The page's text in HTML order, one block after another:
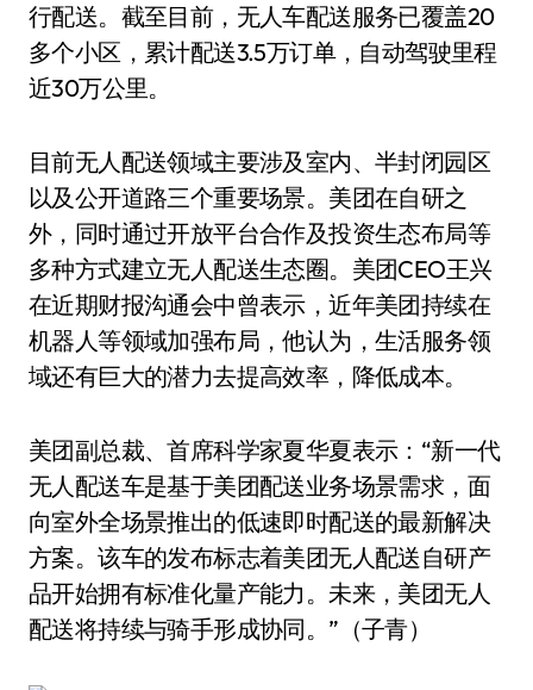
行配送。截至目前，无人车配送服务已覆盖20
多个小区，累计配送3.5万订单，自动驾驶里程
近30万公里。
目前无人配送领域主要涉及室内、半封闭园区
以及公开道路三个重要场景。美团在自研之
外，同时通过开放平台合作及投资生态布局等
多种方式建立无人配送生态圈。美团CEO王兴
在近期财报沟通会中曾表示，近年美团持续在
机器人等领域加强布局，他认为，生活服务领
域还有巨大的潜力去提高效率，降低成本。
美团副总裁、首席科学家夏华夏表示：“新一代
无人配送车是基于美团配送业务场景需求，面
向室外全场景推出的低速即时配送的最新解决
方案。该车的发布标志着美团无人配送自研产
品开始拥有标准化量产能力。未来，美团无人
配送将持续与骑手形成协同。”（子青）